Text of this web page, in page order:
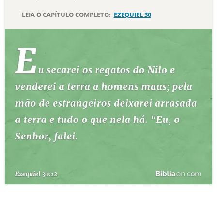
ESTUDOS BÍBLICOS
TEMAS
PERGUNTE À BÍBLIA IA
TERMO BÍBLICO JOGOS
QUEM SOMOS
LEIA O CAPÍTULO COMPLETO: EZEQUIEL 30